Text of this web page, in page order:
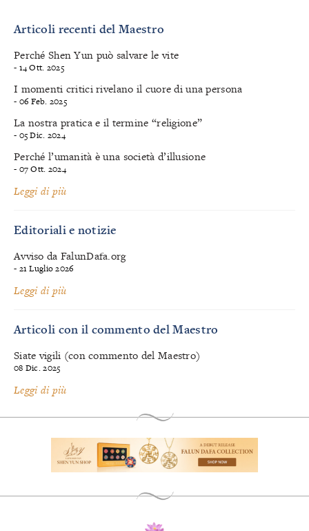
Articoli recenti del Maestro
Perché Shen Yun può salvare le vite
- 14 Ott. 2025
I momenti critici rivelano il cuore di una persona
- 06 Feb. 2025
La nostra pratica e il termine “religione”
- 05 Dic. 2024
Perché l’umanità è una società d’illusione
- 07 Ott. 2024
Leggi di più
Editoriali e notizie
Avviso da FalunDafa.org
- 21 Luglio 2026
Leggi di più
Articoli con il commento del Maestro
Siate vigili (con commento del Maestro)
08 Dic. 2025
Leggi di più